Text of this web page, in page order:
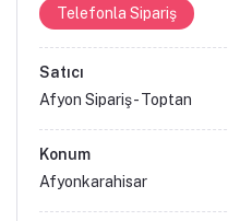
Telefonla Sipariş
Satıcı
Afyon Sipariş - Toptan
Konum
Afyonkarahisar